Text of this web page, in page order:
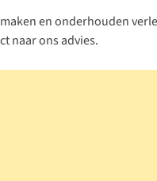
en onderhouden
naar ons advies.